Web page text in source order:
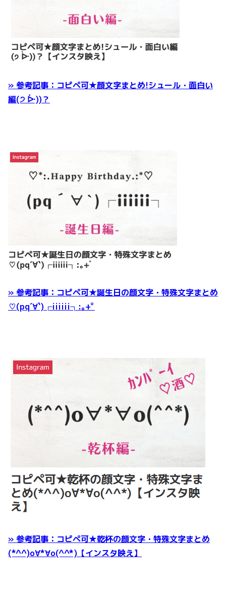
» 参考記事：コピペ可★顔文字まとめ!シュール・面白い
編(੭ ᐕ))？
» 参考記事：コピペ可★誕生日の顔文字・特殊文字まとめ
♡(pq´∀`)┌iiiiii┐:｡+ﾟ
» 参考記事：コピペ可★乾杯の顔文字・特殊文字まとめ
(*^^)o∀*∀o(^^*)【インスタ映え】